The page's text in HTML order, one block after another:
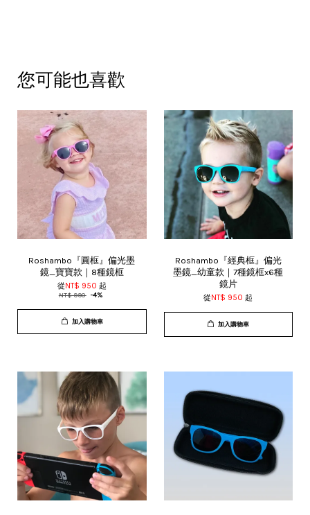
您可能也喜歡
Roshambo『圓框』偏光墨
鏡_寶寶款｜8種鏡框
從NT$ 950 起
NT$ 990 -4%
加入購物車
Roshambo『經典框』偏光
墨鏡_幼童款｜7種鏡框x6種
鏡片
從NT$ 950起
加入購物車